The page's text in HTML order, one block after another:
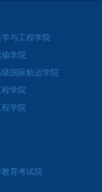
与工程学院
学院
级国际航运学院
学院
学院
教育考试院